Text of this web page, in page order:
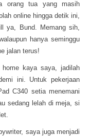
orang tua yang masih
online hingga detik ini,
ya, Bund. Memang sih,
hanya seminggu
jalan terus!
kaya saya, jadilah
ini. Untuk pekerjaan
C340 setia menemani
sedang lelah di meja, si
saya juga menjadi